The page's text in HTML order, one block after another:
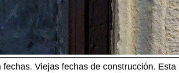
Viejas fechas de construcción. Esta